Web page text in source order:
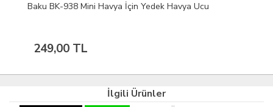
Baku BK-938 Mini Havya İçin Yedek Havya Ucu
249,00 TL
İlgili Ürünler